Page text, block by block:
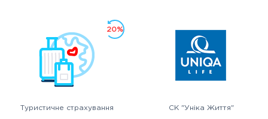
Туристичне страхування
20%
СК "Уніка Життя"